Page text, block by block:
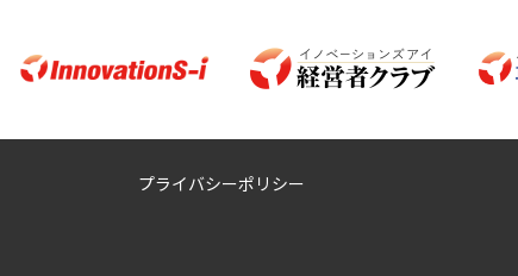
プライバシーポリシー